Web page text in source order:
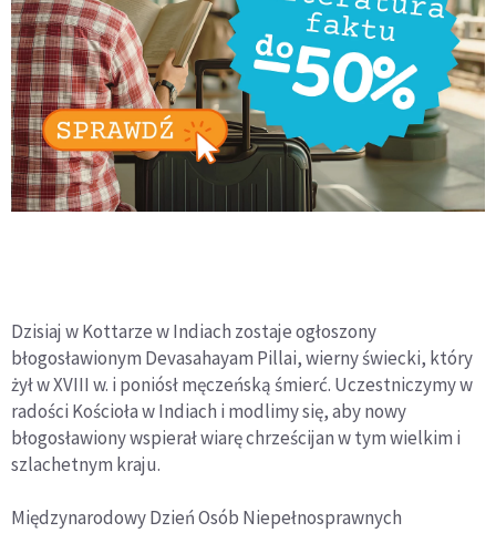
Dzisiaj w Kottarze w Indiach zostaje ogłoszony
błogosławionym Devasahayam Pillai, wierny świecki, który
żył w XVIII w. i poniósł męczeńską śmierć. Uczestniczymy w
radości Kościoła w Indiach i modlimy się, aby nowy
błogosławiony wspierał wiarę chrześcijan w tym wielkim i
szlachetnym kraju.
Międzynarodowy Dzień Osób Niepełnosprawnych